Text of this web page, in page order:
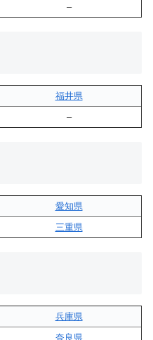
–
福井県
–
愛知県
三重県
兵庫県
奈良県